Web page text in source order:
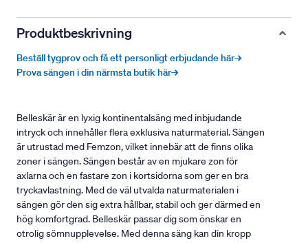
Produktbeskrivning
Beställ tygprov och få ett personligt erbjudande här→
Prova sängen i din närmsta butik här→
Belleskär är en lyxig kontinentalsäng med inbjudande
intryck och innehåller flera exklusiva naturmaterial. Sängen
är utrustad med Femzon, vilket innebär att de finns olika
zoner i sängen. Sängen består av en mjukare zon för
axlarna och en fastare zon i kortsidorna som ger en bra
tryckavlastning. Med de väl utvalda naturmaterialen i
sängen gör den sig extra hållbar, stabil och ger därmed en
hög komfortgrad. Belleskär passar dig som önskar en
otrolig sömnupplevelse. Med denna säng kan din kropp